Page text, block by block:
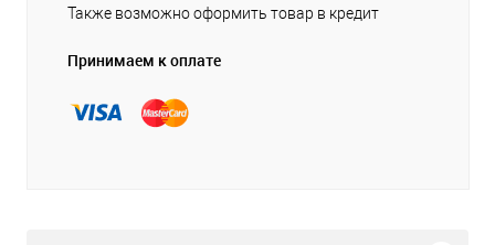
Также возможно оформить товар в кредит
Принимаем к оплате